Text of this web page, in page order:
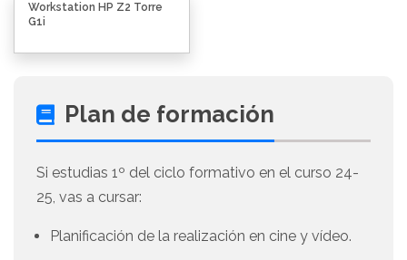
Workstation HP Z2 Torre
G1i
Plan de formación
Si estudias 1º del ciclo formativo en el curso 24-
25, vas a cursar:
Planificación de la realización en cine y vídeo.